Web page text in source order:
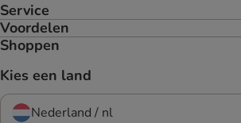
Service
Voordelen
Shoppen
Kies een land
Nederland / nl